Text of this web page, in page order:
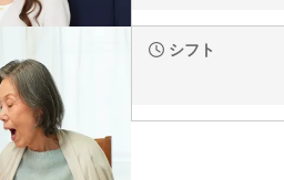
シフト